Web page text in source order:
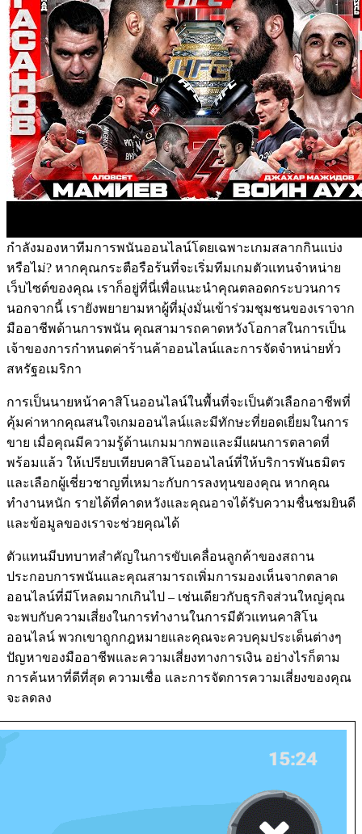
กำลังมองหาทีมการพนันออนไลน์โดยเฉพาะเกมสลากกินแบ่ง
หรือไม่? หากคุณกระตือรือร้นที่จะเริ่มทีมเกมตัวแทนจำหน่าย
เว็บไซต์ของคุณ เราก็อยู่ที่นี่เพื่อแนะนำคุณตลอดกระบวนการ
นอกจากนี้ เรายังพยายามหาผู้ที่มุ่งมั่นเข้าร่วมชุมชนของเราจาก
มืออาชีพด้านการพนัน คุณสามารถคาดหวังโอกาสในการเป็น
เจ้าของการกำหนดค่าร้านค้าออนไลน์และการจัดจำหน่ายทั่ว
สหรัฐอเมริกา
การเป็นนายหน้าคาสิโนออนไลน์ในพื้นที่จะเป็นตัวเลือกอาชีพที่
คุ้มค่าหากคุณสนใจเกมออนไลน์และมีทักษะที่ยอดเยี่ยมในการ
ขาย เมื่อคุณมีความรู้ด้านเกมมากพอและมีแผนการตลาดที่
พร้อมแล้ว ให้เปรียบเทียบคาสิโนออนไลน์ที่ให้บริการพันธมิตร
และเลือกผู้เชี่ยวชาญที่เหมาะกับการลงทุนของคุณ หากคุณ
ทำงานหนัก รายได้ที่คาดหวังและคุณอาจได้รับความชื่นชมยินดี
และข้อมูลของเราจะช่วยคุณได้
ตัวแทนมีบทบาทสำคัญในการขับเคลื่อนลูกค้าของสถาน
ประกอบการพนันและคุณสามารถเพิ่มการมองเห็นจากตลาด
ออนไลน์ที่มีโหลดมากเกินไป – เช่นเดียวกับธุรกิจส่วนใหญ่คุณ
จะพบกับความเสี่ยงในการทำงานในการมีตัวแทนคาสิโน
ออนไลน์ พวกเขาถูกกฎหมายและคุณจะควบคุมประเด็นต่างๆ
ปัญหาของมืออาชีพและความเสี่ยงทางการเงิน อย่างไรก็ตาม
การค้นหาที่ดีที่สุด ความเชื่อ และการจัดการความเสี่ยงของคุณ
จะลดลง